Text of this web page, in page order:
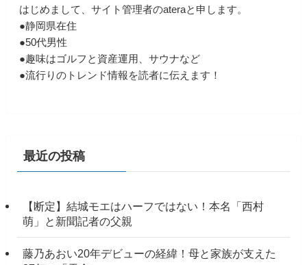
はじめまして、サイト管理者のateraと申します。
●静岡県在住
●50代男性
●趣味はゴルフと資産運用、サウナなど
●流行りのトレンド情報を読者に伝えます！
最近の投稿
【断定】結城モエはハーフではない！本名「西村
萌」と新聞記者の父親
藤乃あおい20年デビューの経緯！母と家族が支えた